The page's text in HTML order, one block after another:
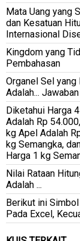
Mata Uang yang
dan Kesatuan
Internasional
Kingdom yang
Pembahasan
Organel Sel
Adalah...
Diketahui Harga
Adalah Rp
kg Apel Adalah
kg Semangka,
Harga 1 kg
Nilai Rataan
Adalah ...
Berikut ini
Pada Excel,